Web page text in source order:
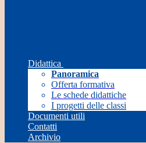
Didattica
Panoramica
Offerta formativa
Le schede didattiche
I progetti delle classi
Documenti utili
Contatti
Archivio